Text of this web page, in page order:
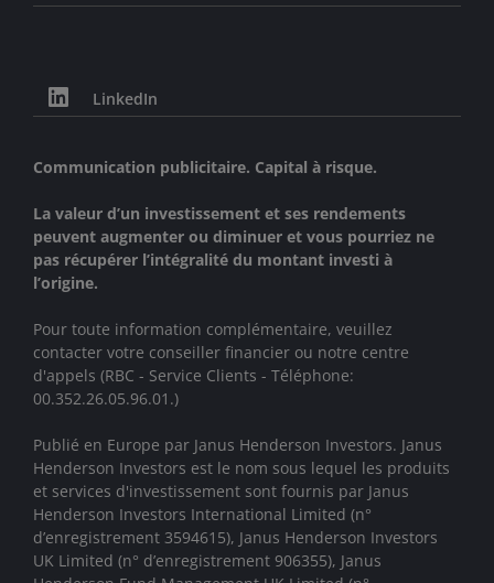
LinkedIn
Communication publicitaire. Capital à risque.
La valeur d’un investissement et ses rendements
peuvent augmenter ou diminuer et vous pourriez ne
pas récupérer l’intégralité du montant investi à
l’origine.
Pour toute information complémentaire, veuillez
contacter votre conseiller financier ou notre centre
d'appels (RBC - Service Clients - Téléphone:
00.352.26.05.96.01.)
Publié en Europe par Janus Henderson Investors. Janus
Henderson Investors est le nom sous lequel les produits
et services d'investissement sont fournis par Janus
Henderson Investors International Limited (n°
d’enregistrement 3594615), Janus Henderson Investors
UK Limited (n° d’enregistrement 906355), Janus